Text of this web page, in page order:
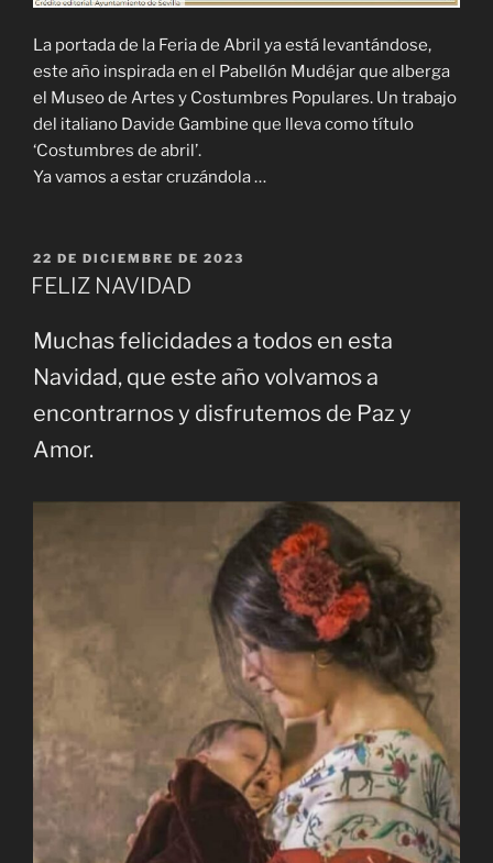
La portada de la Feria de Abril ya está levantándose,
este año inspirada en el Pabellón Mudéjar que alberga
el Museo de Artes y Costumbres Populares. Un trabajo
del italiano Davide Gambine que lleva como título
‘Costumbres de abril’.
Ya vamos a estar cruzándola …
PUBLICADO
EL
22 DE DICIEMBRE DE 2023
FELIZ NAVIDAD
Muchas felicidades a todos en esta
Navidad, que este año volvamos a
encontrarnos y disfrutemos de Paz y
Amor.